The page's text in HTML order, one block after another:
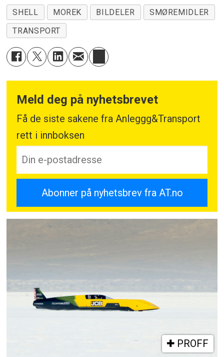
SHELL MOREK BILDELER
SMØREMIDLER
TRANSPORT
Meld deg på nyhetsbrevet
Få de siste sakene fra Anleggg&Transport
rett i innboksen
PROFF